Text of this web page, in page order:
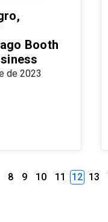
Booth
de 2023
8 9 10 11 12 13